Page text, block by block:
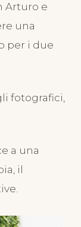
Arturo e
una
per i due
fotografici,
a una
il